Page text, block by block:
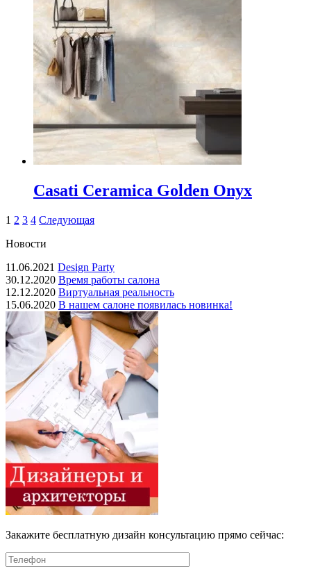
Casati Ceramica Golden Onyx
1 2 3 4 Следующая
Новости
11.06.2021 Design Party
30.12.2020 Время работы салона
12.12.2020 Виртуальная реальность
15.06.2020 В нашем салоне появилась новинка!
Закажите бесплатную дизайн консультацию прямо сейчас: